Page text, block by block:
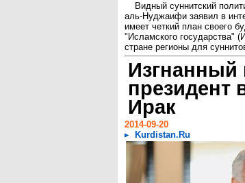
Видный суннитский
аль-Нуджаифи заявил в
имеет четкий план своего
"Исламского государства"
стране регионы для
Изгнанный
президент
Ирак
2014-09-20
Kurdistan.Ru